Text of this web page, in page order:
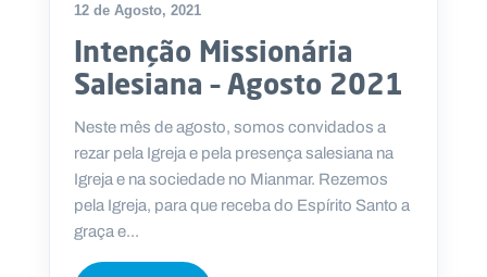
12 de Agosto, 2021
Intenção Missionária
Salesiana – Agosto 2021
Neste mês de agosto, somos convidados a
rezar pela Igreja e pela presença salesiana na
Igreja e na sociedade no Mianmar. Rezemos
pela Igreja, para que receba do Espírito Santo a
graça e...